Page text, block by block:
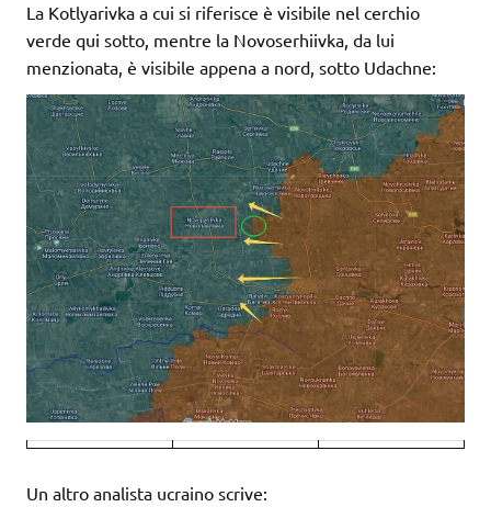
La Kotlyarivka a cui si riferisce è visibile nel cerchio
verde qui sotto, mentre la Novoserhiivka, da lui
menzionata, è visibile appena a nord, sotto Udachne:
Un altro analista ucraino scrive: